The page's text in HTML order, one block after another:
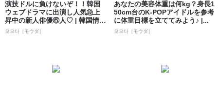
演技ドルに負けないぞ！！韓国
ウェブドラマに出演し人気急上
昇中の新人俳優⑥人♡ | 韓国情報
サイト ...
모으다［モウダ］
あなたの美容体重は何kg？身長1
50cm台のK-POPアイドルを参考
に体重目標を立ててみよう♪ |...
모으다［モウダ］